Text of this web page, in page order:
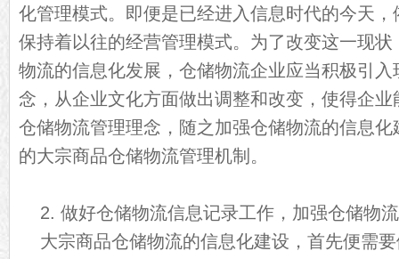
化管理模式。即便是已经进入信息时代的今天
保持着以往的经营管理模式。为了改变这一现
物流的信息化发展，仓储物流企业应当积极引
念，从企业文化方面做出调整和改变，使得企
仓储物流管理理念，随之加强仓储物流的信息
的大宗商品仓储物流管理机制。
2. 做好仓储物流信息记录工作，加强仓储物
大宗商品仓储物流的信息化建设，首先便需